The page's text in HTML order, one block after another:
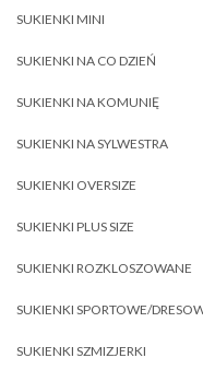
SUKIENKI MINI
SUKIENKI NA CO DZIEŃ
SUKIENKI NA KOMUNIĘ
SUKIENKI NA SYLWESTRA
SUKIENKI OVERSIZE
SUKIENKI PLUS SIZE
SUKIENKI ROZKLOSZOWANE
SUKIENKI SPORTOWE/
SUKIENKI SZMIZJERKI